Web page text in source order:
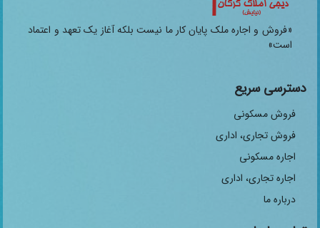
«فروش و اجاره ملک پایان کار ما نیست بلکه آغاز یک تعهد و اعتماد
است»
دسترسی سریع
فروش مسکونی
فروش تجاری، اداری
اجاره مسکونی
اجاره تجاری، اداری
درباره ما